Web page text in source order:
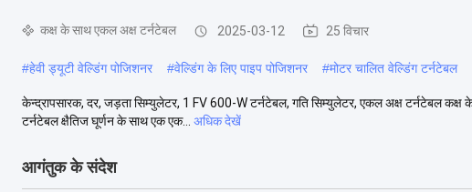
कक्ष के साथ एकल अक्ष टर्नटेबल 2025-03-12 25 विचार
#हेवी ड्यूटी वेल्डिंग पोजिशनर #वेल्डिंग के लिए पाइप पोजिशनर #मोटर चालित वेल्डिंग टर्नटेबल
केन्द्रापसारक, दर, जड़ता सिम्युलेटर, 1 FV 600-W टर्नटेबल, गति सिम्युलेटर, एकल अक्ष टर्नटेबल
टर्नटेबल क्षैतिज घूर्णन के साथ एक एक...
अधिक देखें
आगंतुक के संदेश